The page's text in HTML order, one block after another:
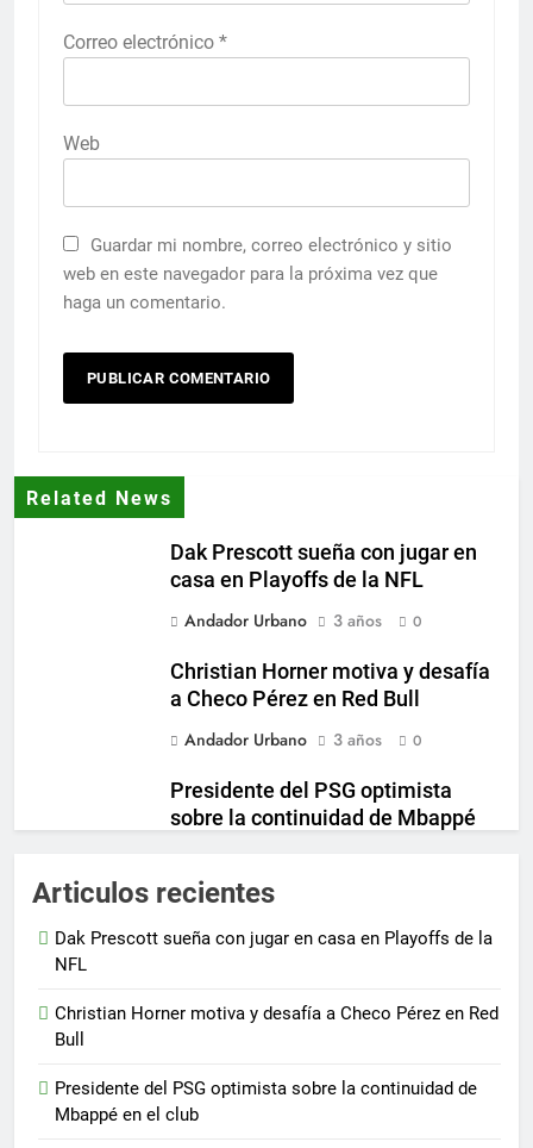
Correo electrónico *
Web
Guardar mi nombre, correo electrónico y sitio
web en este navegador para la próxima vez que
haga un comentario.
Related News
Dak Prescott sueña con jugar en
casa en Playoffs de la NFL
Andador Urbano
3 años 0
Christian Horner motiva y desafía
a Checo Pérez en Red Bull
Andador Urbano
3 años 0
Presidente del PSG optimista
sobre la continuidad de Mbappé
Andador Urbano
Inter Miami incrementa su
Articulos recientes
Dak Prescott sueña con jugar en casa en Playoffs de la
NFL
Christian Horner motiva y desafía a Checo Pérez en Red
Bull
Presidente del PSG optimista sobre la continuidad de
Mbappé en el club